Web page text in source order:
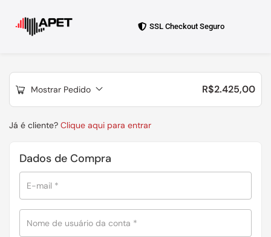
SSL Checkout Seguro
Mostrar Pedido R$2.425,00
Já é cliente? Clique aqui para entrar
Dados de Compra
E-mail *
Nome de usuário da conta *